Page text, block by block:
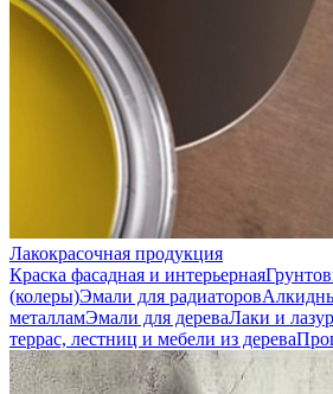
Лакокрасочная продукция
Краска фасадная и интерьерная
(колеры)Эмали для радиаторов
металламЭмали для дереваЛаки и
террас, лестниц и мебели из дерева